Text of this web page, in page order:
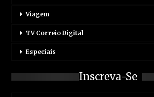
Viagem
TV Correio Digital
Especiais
Inscreva-Se